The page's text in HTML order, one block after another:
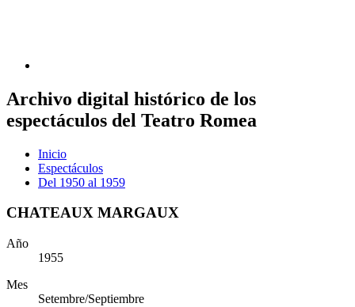
Archivo digital histórico de los
espectáculos del Teatro Romea
Inicio
Espectáculos
Del 1950 al 1959
CHATEAUX MARGAUX
Año
1955
Mes
Setembre/Septiembre